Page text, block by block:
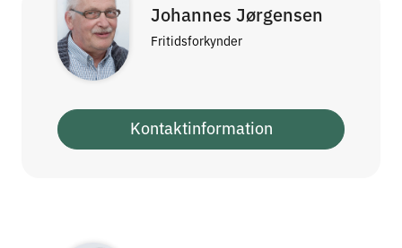
Johannes Jørgensen
Fritidsforkynder
Kontaktinformation